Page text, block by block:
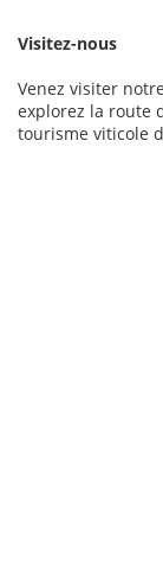
Visitez-nous
Venez visiter
explorez la route
tourisme viticole